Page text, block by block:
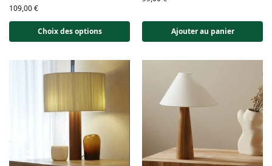
109,00€
Choix des options Ajouter au panier